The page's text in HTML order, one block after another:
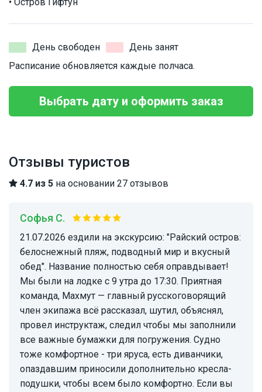
День свободен
День занят
Расписание обновляется каждые полчаса.
Выбрать дату и оформить заказ
Отзывы туристов
4.7 из 5 на основании 27 отзывов
Софья С.
21.07.2026 ездили на экскурсию: "Райский остров:
белоснежный пляж, подводный мир и вкусный
обед". Название полностью себя оправдывает!
Мы были на лодке с 9 утра до 17:30. Приятная
команда, Махмут — главный русскоговорящий
член экипажа всё рассказал, шутил, объяснял,
провел инструктаж, следил чтобы мы заполнили
все важные бумажки для погружения. Судно
тоже комфортное - три яруса, есть диванчики,
опаздавшим приносили дополнительно кресла-
подушки, чтобы всем было комфортно. Если вы